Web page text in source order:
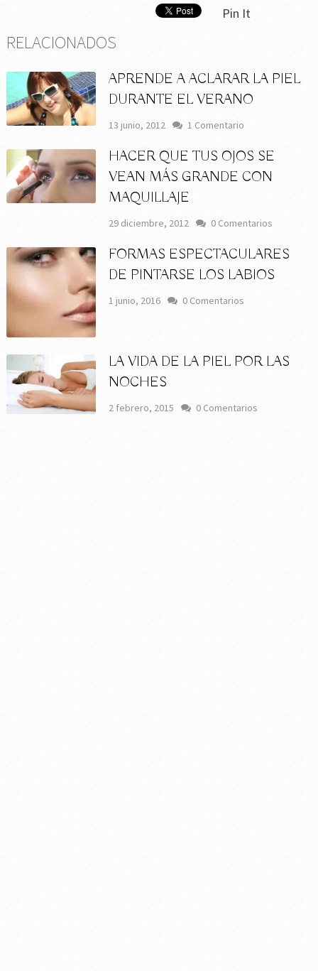
Pin It
RELACIONADOS
APRENDE A ACLARAR LA PIEL
DURANTE EL VERANO
13 junio, 2012 1 Comentario
HACER QUE TUS OJOS SE
VEAN MÁS GRANDE CON
MAQUILLAJE
29 diciembre, 2012 0 Comentarios
FORMAS ESPECTACULARES
DE PINTARSE LOS LABIOS
1 junio, 2016 0 Comentarios
LA VIDA DE LA PIEL POR LAS
NOCHES
2 febrero, 2015 0 Comentarios